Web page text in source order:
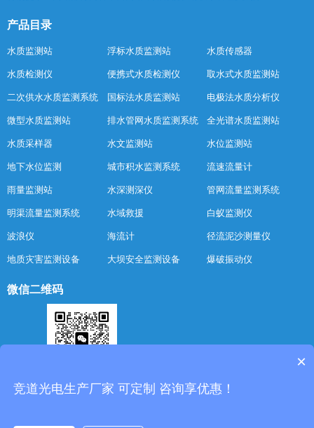
产品目录
水质监测站 浮标水质监测站 水质传感器
水质检测仪 便携式水质检测仪 取水式水质监测站
二次供水水质监测系统 国标法水质监测站 电极法水质分析仪
微型水质监测站 排水管网水质监测系统 全光谱水质监测站
水质采样器 水文监测站 水位监测站
地下水位监测 城市积水监测系统 流速流量计
雨量监测站 水深测深仪 管网流量监测系统
明渠流量监测系统 水域救援 白蚁监测仪
波浪仪 海流计 径流泥沙测量仪
地质灾害监测设备 大坝安全监测设备 爆破振动仪
微信二维码
扫一扫添加客服
×
竞道光电生产厂家 可定制 咨询享优惠！